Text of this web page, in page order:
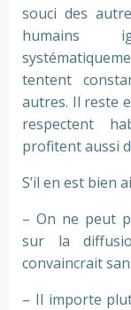
souci des
humains
tentent
autres. Il reste
respectent
profitent aussi
S’il en est bien
– On ne peut
sur la
convaincrait
– Il importe